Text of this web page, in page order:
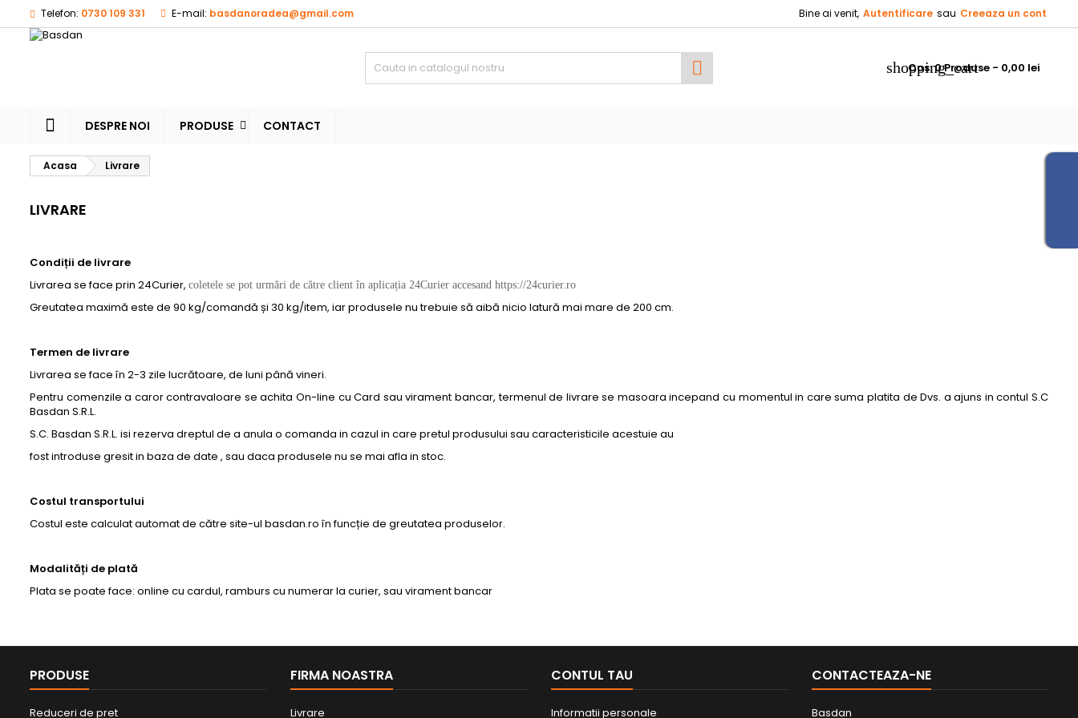
Telefon: 0730 109 331 E-mail: basdanoradea@gmail.com Bine ai venit, Autentificare sau Creeaza un cont
shopping_cart
Cos:0Produse - 0,00 lei

DESPRE NOI PRODUSE CONTACT
Acasa Livrare
LIVRARE
Condiții de livrare
Livrarea se face prin 24Curier, coletele se pot urmări de către client în aplicația 24Curier accesand https://24curier.ro
Greutatea maximă este de 90 kg/comandă și 30 kg/item, iar produsele nu trebuie să aibă nicio latură mai mare de 200 cm.
Termen de livrare
Livrarea se face în 2-3 zile lucrătoare, de luni până vineri.
Pentru comenzile a caror contravaloare se achita On-line cu Card sau virament bancar, termenul de livrare se masoara incepand cu momentul in care suma platita de Dvs. a ajuns in contul S.C
Basdan S.R.L.
S.C. Basdan S.R.L. isi rezerva dreptul de a anula o comanda in cazul in care pretul produsului sau caracteristicile acestuie au
fost introduse gresit in baza de date , sau daca produsele nu se mai afla in stoc.
Costul transportului
Costul este calculat automat de către site-ul basdan.ro în funcție de greutatea produselor.
Modalități de plată
Plata se poate face: online cu cardul, ramburs cu numerar la curier, sau virament bancar
PRODUSE
Reduceri de pret
FIRMA NOASTRA
Livrare
CONTUL TAU
Informatii personale
CONTACTEAZA-NE
Basdan
My wishlists
((modalTitle))
((confirmMessage))
((title))
Autentificare
Ai nevoie sa fii autentificat pentru a salva produsele in lista de